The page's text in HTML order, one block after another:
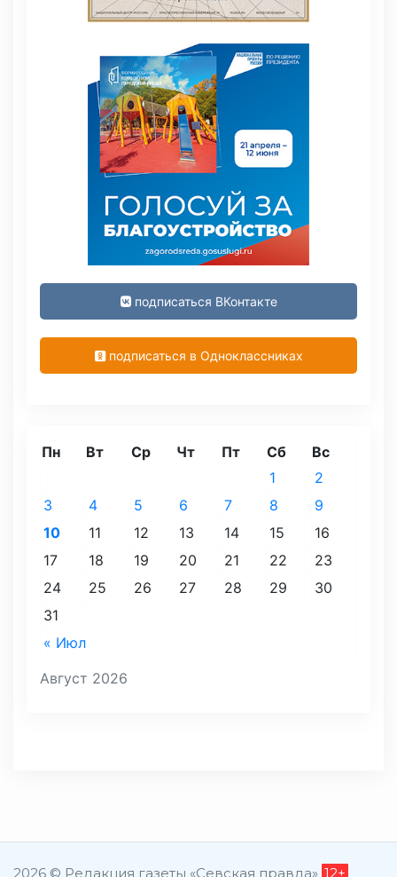
подписаться ВКонтакте
подписаться в Одноклассниках
Август 2026
Пн Вт Ср Чт Пт Сб Вс
« Июл
1
2
3
4 5 6 7 8
9
10
11 12 13 14 15
16
17
18 19 20 21 22
23
24
25 26 27 28 29
30
31
2026 © Редакция газеты «Севская правда» 12+